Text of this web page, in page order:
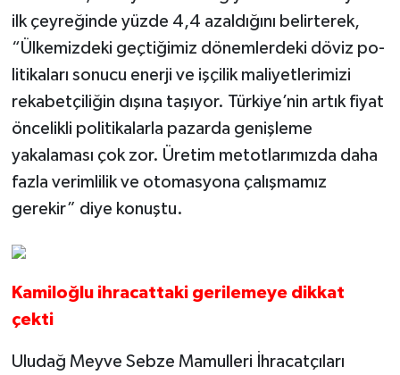
ilk çeyreğinde yüzde 4,4 azaldığını belirte­rek,
“Ülkemizdeki geçtiği­miz dönemlerdeki döviz po­
litikaları sonucu enerji ve işçilik maliyetleri­mizi
rekabetçili­ğin dışına taşıyor. Türkiye’nin artık fiyat
öncelikli poli­tikalarla pa­zarda geniş­leme
yakalaması çok zor. Üretim metotları­mızda daha
fazla ve­rimlilik ve otomas­yona çalışmamız
gerekir” diye konuştu.
Kamiloğlu ihracattaki gerilemeye dikkat
çekti
Uludağ Meyve Sebze Mamulleri İh­racatçıları